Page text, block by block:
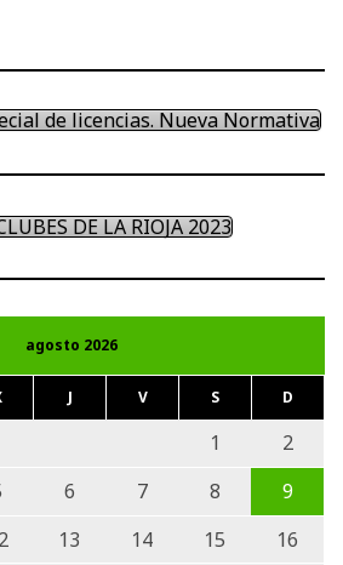
de licencias. Nueva Normativa
DE LA RIOJA 2023
agosto 2026
J V S D
1
2
6 7 8
9
13 14 15
16